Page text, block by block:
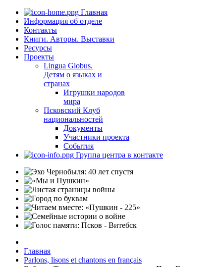
Главная
Информация об отделе
Контакты
Книги. Авторы. Выставки
Ресурсы
Проекты
Lingua Globus.
Детям о языках и
странах
Игрушки народов
мира
Псковский Клуб
национальностей
Документы
Участники проекта
События
Группа центра в контакте
Главная
Parlons, lisons et chantons en français